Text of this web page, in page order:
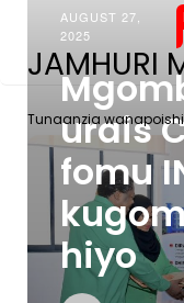
JAMHURI
Tunaanzia
AUGUST 27,
2025
urais
fomu
hiyo